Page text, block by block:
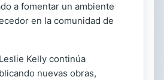
a fomentar un ambiente
en la comunidad de
Kelly continúa
nuevas obras,